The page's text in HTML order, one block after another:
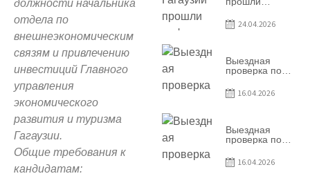
должности начальника
отдела по
внешнеэкономическим
связям и привлечению
инвестиций Главного
управления
экономического
развития и туризма
Гагаузии.
Общие требования к
кандидатам:
SRL Grand Nic
Oil Company
сессии по
грантовой
24.04.2026
Выездная
проверка по
соблюдения
условий
грантов
предприятия
SRL Patiseria
Familiei
16.04.2026
Выездная
проверка по
соблюдения
условий
16.04.2026